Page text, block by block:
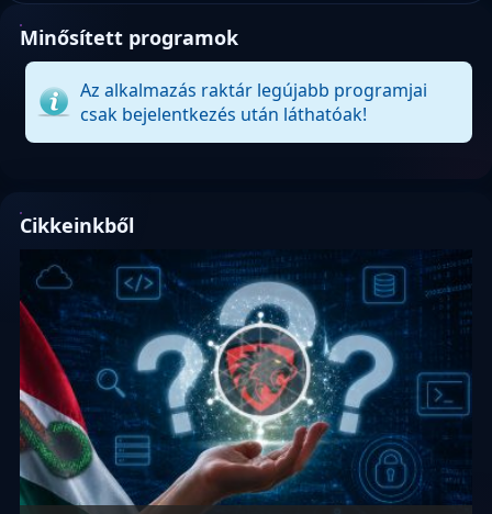
Minősített programok
Az alkalmazás raktár legújabb programjai
csak bejelentkezés után láthatóak!
Cikkeinkből